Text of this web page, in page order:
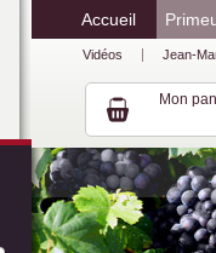
Accueil
Vidéos Jean-
Mon